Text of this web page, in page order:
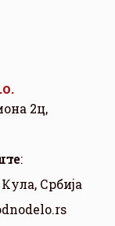
2ц,
:
Србија